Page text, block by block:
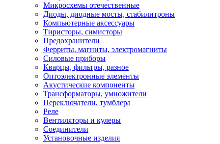
Микросхемы отечественные
Диоды, диодные мосты, стабилитроны
Компьютерные аксессуары
Тиристоры, симисторы
Предохранители
Ферриты, магниты, электромагниты
Силовые приборы
Кварцы, фильтры, разное
Оптоэлектронные элементы
Акустические компоненты
Трансформаторы, умножители
Переключатели, тумблера
Реле
Вентиляторы и кулеры
Соединители
Установочные изделия